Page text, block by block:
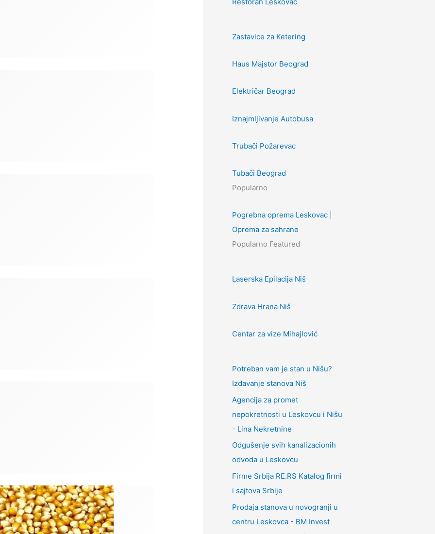
Zastavice za Ketering
Haus Majstor Beograd
Električar Beograd
Iznajmljivanje Autobusa
Trubači Požarevac
Tubači Beograd
Popularno
Pogrebna oprema Leskovac |
Oprema za sahrane
Popularno Featured
Laserska Epilacija Niš
Zdrava Hrana Niš
Centar za vize Mihajlović
Potreban vam je stan u Nišu?
Izdavanje stanova Niš
Agencija za promet
nepokretnosti u Leskovcu i Nišu
- Lina Nekretnine
Odgušenje svih kanalizacionih
odvoda u Leskovcu
Firme Srbija RE.RS Katalog firmi
i sajtova Srbije
Prodaja stanova u novogranji u
centru Leskovca - BM Invest